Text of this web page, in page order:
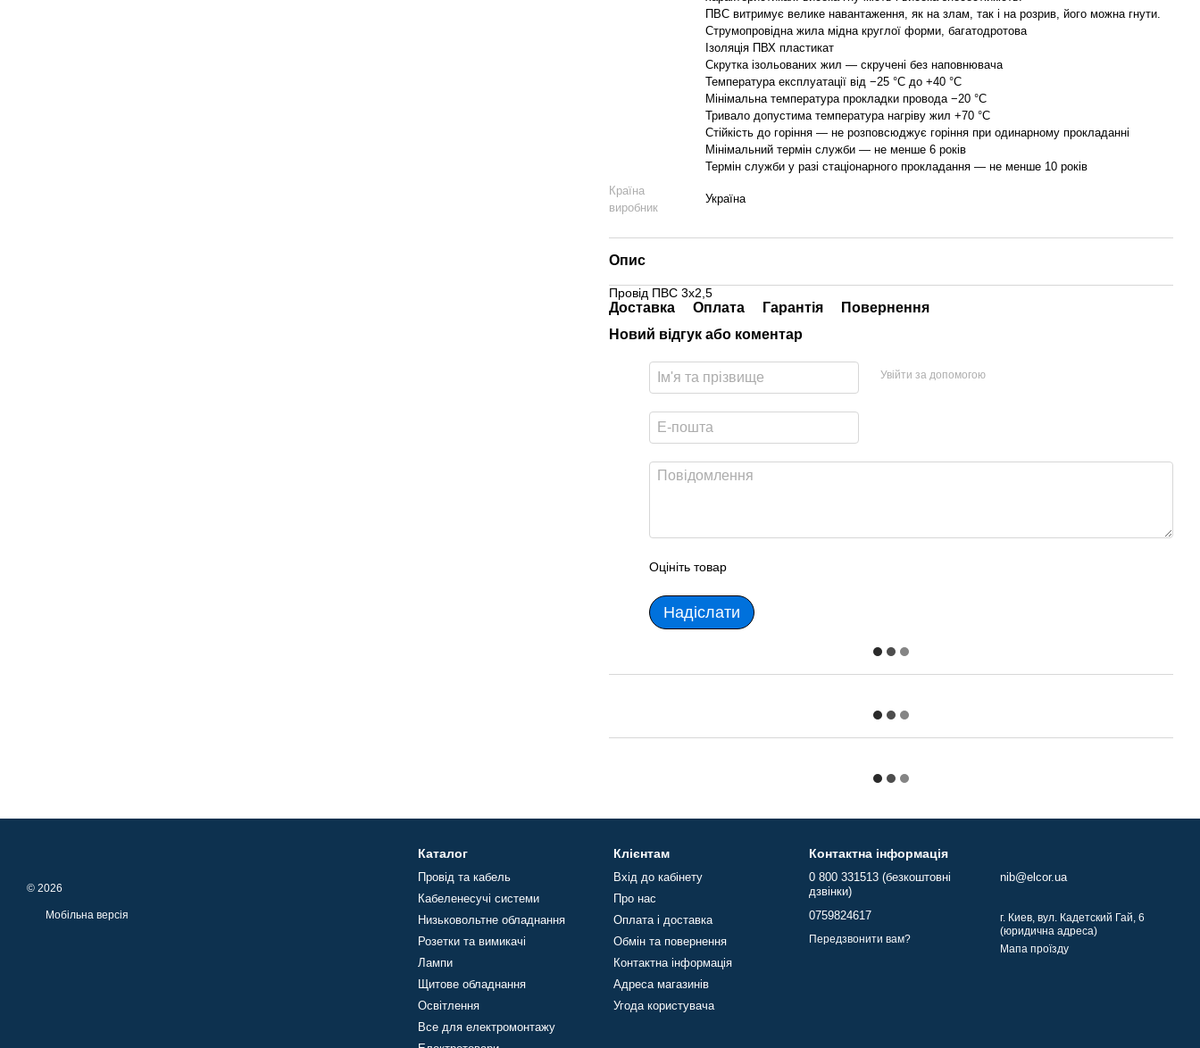
ПВС витримує велике навантаження, як на злам, так і на розрив, його можна гнути.
Струмопровідна жила мідна круглої форми, багатодротова
Ізоляція ПВХ пластикат
Скрутка ізольованих жил — скручені без наповнювача
Температура експлуатації від −25 °C до +40 °C
Мінімальна температура прокладки провода −20 °C
Тривало допустима температура нагріву жил +70 °C
Стійкість до горіння — не розповсюджує горіння при одинарному прокладанні
Мінімальний термін служби — не менше 6 років
Термін служби у разі стаціонарного прокладання — не менше 10 років
Країна
виробник
Україна
Опис
Провід ПВС 3х2,5
Доставка Оплата Гарантія
Повернення
Новий відгук або коментар
Увійти за допомогою
Оцініть товар
Надіслати
© 2026
Мобільна версія
Каталог
Провід та кабель
Кабеленесучі системи
Низьковольтне обладнання
Розетки та вимикачі
Лампи
Щитове обладнання
Освітлення
Все для електромонтажу
Клієнтам
Вхід до кабінету
Про нас
Оплата і доставка
Обмін та повернення
Контактна інформація
Адреса магазинів
Угода користувача
Контактна інформація
0 800 331513 (безкоштовні
дзвінки)
0759824617
Передзвонити вам?
nib@elcor.ua
г. Киев, вул. Кадетский Гай, 6
(юридична адреса)
Мапа проїзду